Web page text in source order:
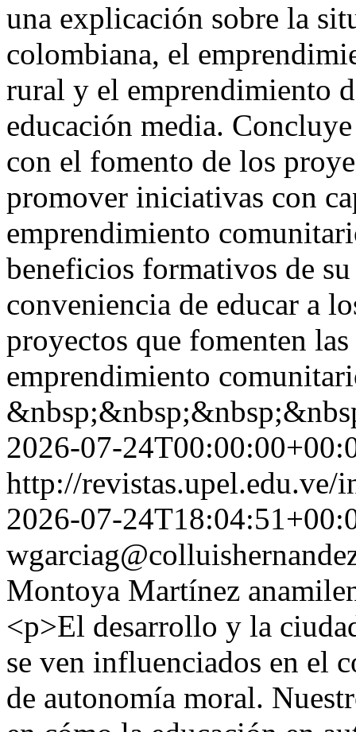
una explicación sobre la
colombiana, el
rural y el emprendimiento
educación media.
con el fomento de los
promover iniciativas con
emprendimiento
beneficios formativos de
conveniencia de educar a
proyectos que fomenten
emprendimiento
2026-07-
http://
2026-07-
Montoya Martínez
<p>El desarrollo y la
se ven influenciados en el
de autonomía moral.